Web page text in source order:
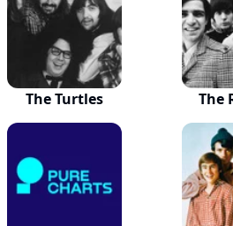
The Turtles The